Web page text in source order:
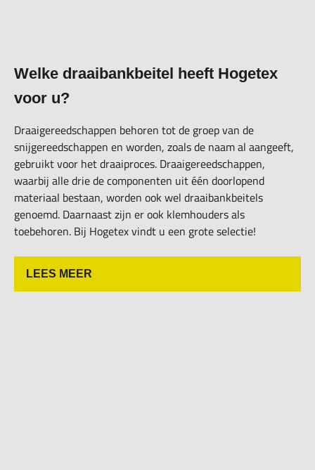
Welke draaibankbeitel heeft Hogetex
voor u?
Draaigereedschappen behoren tot de groep van de
snijgereedschappen en worden, zoals de naam al aangeeft,
gebruikt voor het draaiproces. Draaigereedschappen,
waarbij alle drie de componenten uit één doorlopend
materiaal bestaan, worden ook wel draaibankbeitels
genoemd. Daarnaast zijn er ook klemhouders als
toebehoren. Bij Hogetex vindt u een grote selectie!
LEES MEER